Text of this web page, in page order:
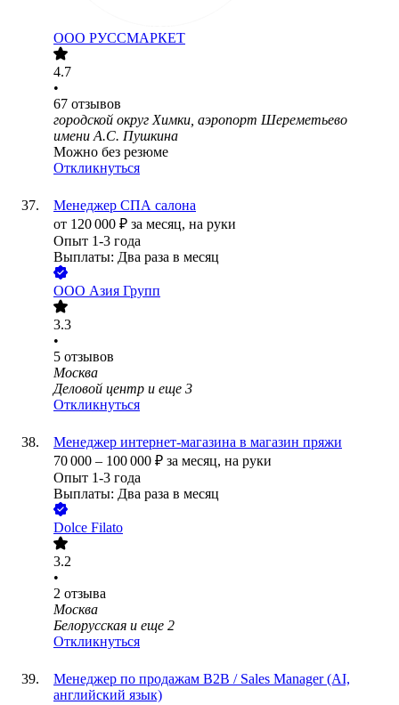
ООО РУССМАРКЕТ
4.7
•
67 отзывов
городской округ Химки, аэропорт Шереметьево
имени А.С. Пушкина
Можно без резюме
Откликнуться
Менеджер СПА салона
от 120 000 ₽ за месяц, на руки
Опыт 1-3 года
Выплаты: Два раза в месяц
ООО Азия Групп
3.3
•
5 отзывов
Москва
Деловой центр и еще 3
Откликнуться
Менеджер интернет-магазина в магазин пряжи
70 000 – 100 000 ₽ за месяц, на руки
Опыт 1-3 года
Выплаты: Два раза в месяц
Dolce Filato
3.2
•
2 отзыва
Москва
Белорусская и еще 2
Откликнуться
Менеджер по продажам B2B / Sales Manager (AI,
английский язык)